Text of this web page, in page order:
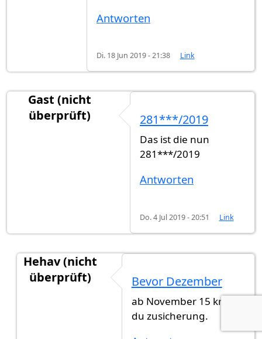
Antworten
Di. 18 Jun 2019 - 21:38 Link
Gast (nicht
überprüft)
281***/2019
Das ist die nun
281***/2019
Antworten
Do. 4 Jul 2019 - 20:51 Link
Hehav (nicht
überprüft)
281***/2019vonGast (nicht
Bevor Dezember
ab November 15 kriegst
du zusicherung.